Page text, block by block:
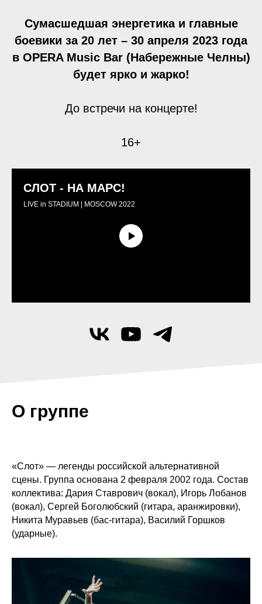
Сумасшедшая энергетика и главные
боевики за 20 лет – 30 апреля 2023 года
в OPERA Music Bar (Набережные Челны)
будет ярко и жарко!
До встречи на концерте!
16+
СЛОТ - НА МАРС!
LIVE in STADIUM | MOSCOW 2022
О группе
«Слот» — легенды российской альтернативной
сцены. Группа основана 2 февраля 2002 года. Состав
коллектива: Дария Ставрович (вокал), Игорь Лобанов
(вокал), Сергей Боголюбский (гитара, аранжировки),
Никита Муравьев (бас-гитара), Василий Горшков
(ударные).